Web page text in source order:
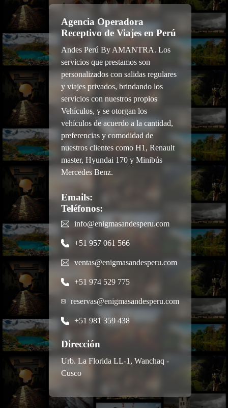
Agencia Operadora
Receptivo de Viajes en Perú
Andes Perú By AMANTRA. Los
servicios que prestamos son
personalizados con salidas regulares
y viajes privados, brindando los
servicios con nuestros propios
Vehículos, y se otorgan los
vehículos de acuerdo a la cantidad,
preferencias y comodidad de
nuestros clientes como H1, Renault
master, Hyundai 170 y Minibús
Mercedes Benz.
Emails:
Teléfonos:
info@enigmasandesperu.com
+51 957 061 566
ventas@enigmasandesperu.com
+51 974 529 775
reservas@enigmasandesperu.com
+51 981 359 438
Dirección
Urb. La Florida LL-1, Wanchaq -
Cusco